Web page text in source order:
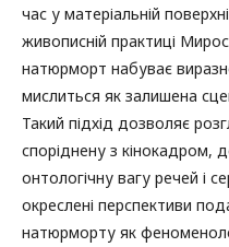
час у матеріальній
живописній практиці
натюрморт набуває
мислиться як залишена
Такий підхід дозволяє
споріднену з кінокадром,
онтологічну вагу речей і
окреслені перспективи
натюрморту як